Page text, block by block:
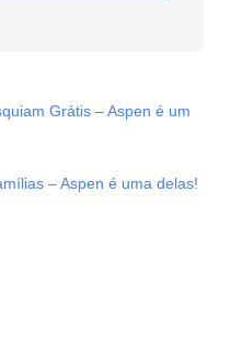
Grátis – Aspen é um
– Aspen é uma delas!